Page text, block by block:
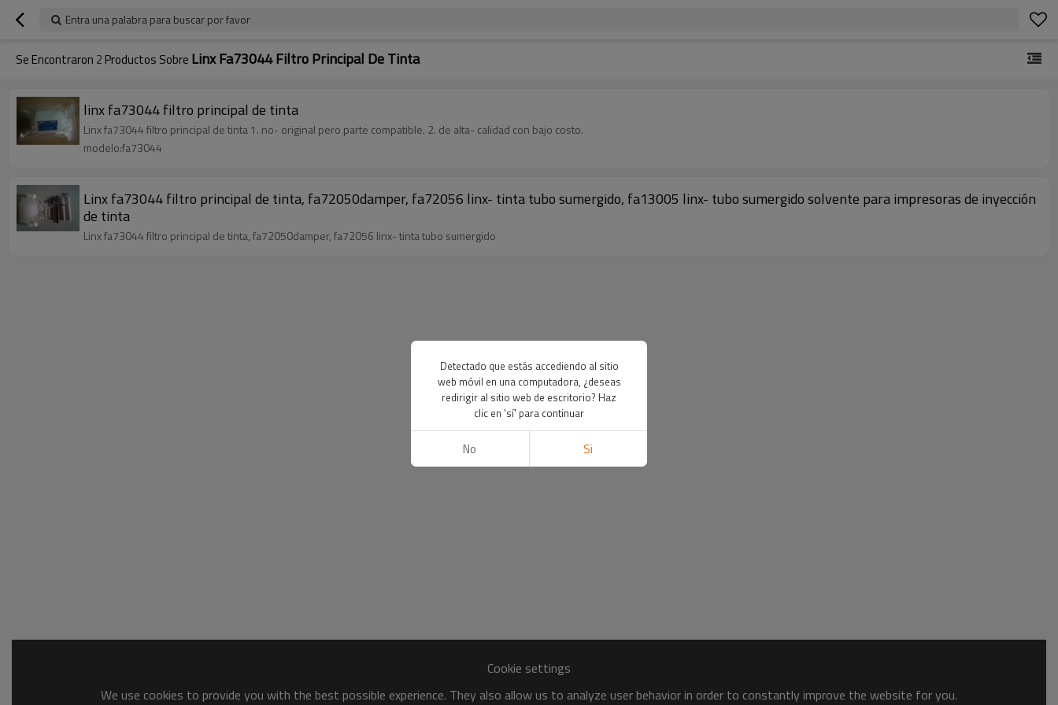
Entra una palabra para buscar por favor
Se Encontraron 2 Productos Sobre Linx Fa73044 Filtro Principal De Tinta
linx fa73044 filtro principal de tinta
Linx fa73044 filtro principal de tinta 1. no- original pero parte compatible. 2. de alta- calidad con bajo costo.
modelo:fa73044
Linx fa73044 filtro principal de tinta, fa72050damper, fa72056 linx- tinta tubo sumergido, fa13005 linx- tubo sumergido solvente para impresoras de inyección
de tinta
Linx fa73044 filtro principal de tinta, fa72050damper, fa72056 linx- tinta tubo sumergido
Cookie settings
We use cookies to provide you with the best possible experience. They also allow us to analyze user behavior in order to constantly improve the website for you.
Detectado que estás accediendo al sitio
web móvil en una computadora, ¿deseas
redirigir al sitio web de escritorio? Haz
clic en 'sí' para continuar
No Si